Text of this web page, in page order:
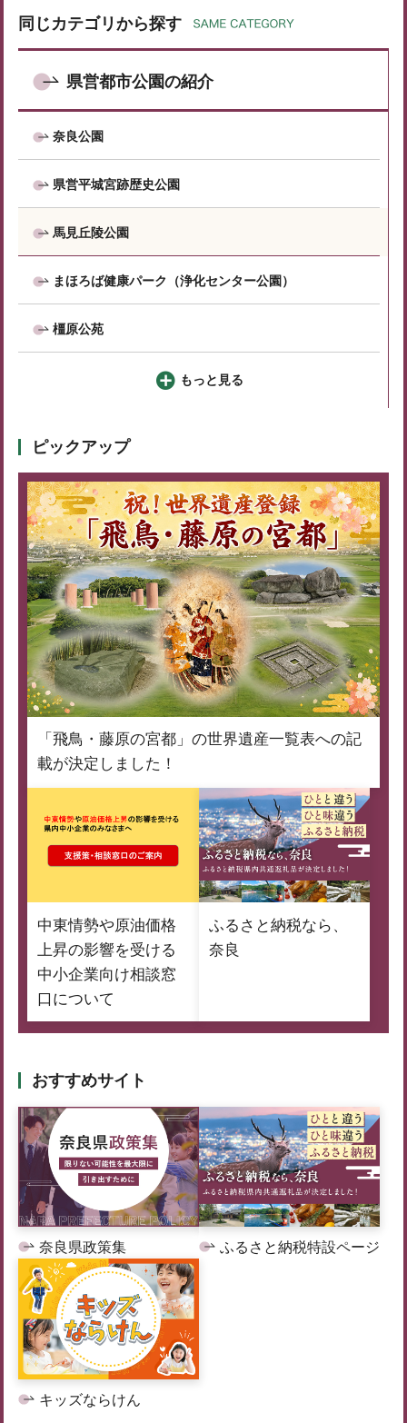
同じカテゴリから探す
県営都市公園の紹介
奈良公園
県営平城宮跡歴史公園
馬見丘陵公園
まほろば健康パーク（浄化センター公園）
橿原公苑
もっと見る
ピックアップ
「飛鳥・藤原の宮都」の世界遺産一覧表への記
載が決定しました！
中東情勢や原油価格
上昇の影響を受ける
中小企業向け相談窓
口について
ふるさと納税なら、
奈良
おすすめサイト
奈良県政策集 ふるさと納税特設ページ
キッズならけん